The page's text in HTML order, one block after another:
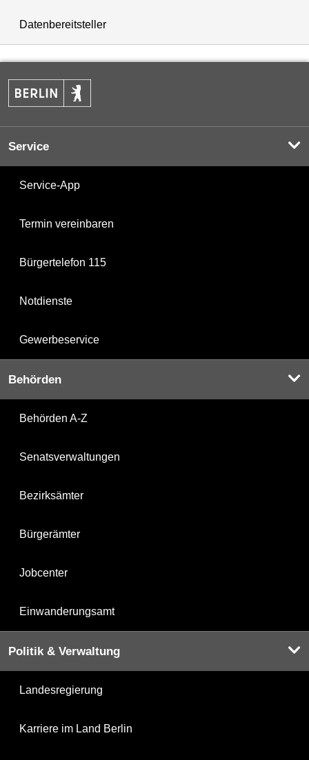
Datenbereitsteller
Service
Service-App
Termin vereinbaren
Bürgertelefon 115
Notdienste
Gewerbeservice
Behörden
Behörden A-Z
Senatsverwaltungen
Bezirksämter
Bürgerämter
Jobcenter
Einwanderungsamt
Politik & Verwaltung
Landesregierung
Karriere im Land Berlin